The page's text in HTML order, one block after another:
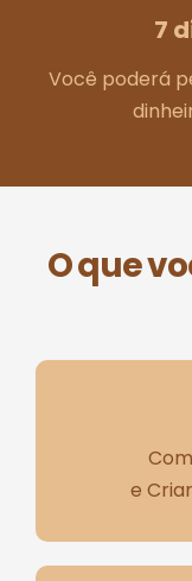
7
Você poderá
O que
e